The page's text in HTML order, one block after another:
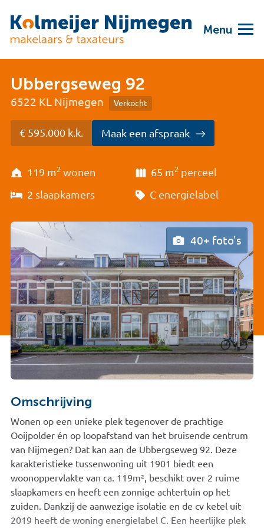
Menu
Ubbergseweg 92
6522 KL Nijmegen Verkocht
€ 595.000 k.k. Maak een afspraak
119 m2 wonen 65 m2 perceel
2 slaapkamers C energielabel
40+ foto's
Omschrijving
Wonen op een unieke plek tegenover de prachtige
Ooijpolder én op loopafstand van het bruisende centrum
van Nijmegen? Dat kan aan de Ubbergseweg 92. Deze
karakteristieke tussenwoning uit 1901 biedt een
woonoppervlakte van ca. 119m², beschikt over 2 ruime
slaapkamers en heeft een zonnige achtertuin op het
zuiden. Dankzij de aanwezige isolatie en de cv ketel uit
2019 heeft de woning energielabel C. Een heerlijke plek